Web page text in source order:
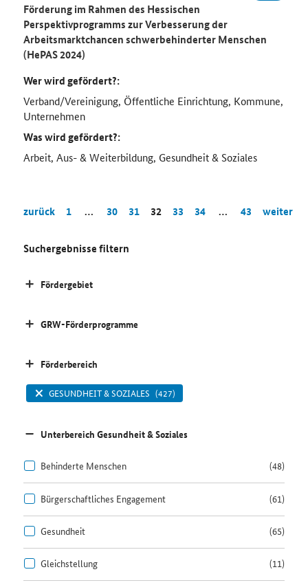
Förderung im Rahmen des Hessischen
Perspektivprogramms zur Verbesserung der
Arbeitsmarktchancen schwerbehinderter Menschen
(HePAS 2024)
Wer wird gefördert?:
Verband/Vereinigung, Öffentliche Einrichtung, Kommune,
Unternehmen
Was wird gefördert?:
Arbeit, Aus- & Weiterbildung, Gesundheit & Soziales
zurück 1 … 30 31 32 33 34 … 43 weiter
Suchergebnisse filtern
Fördergebiet
GRW-Förderprogramme
Förderbereich
GESUNDHEIT & SOZIALES (427)
Unterbereich Gesundheit & Soziales
Behinderte Menschen (48)
Bürgerschaftliches Engagement (61)
Gesundheit (65)
Gleichstellung (11)